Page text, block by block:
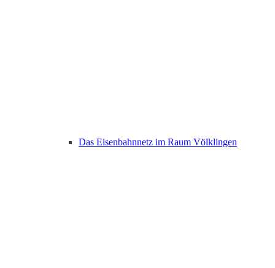
Das Eisenbahnnetz im Raum Völklingen